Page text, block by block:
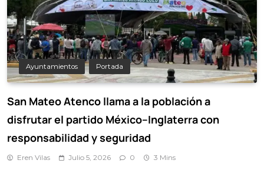
Ayuntamientos Portada
San Mateo Atenco llama a la población a
disfrutar el partido México–Inglaterra con
responsabilidad y seguridad
Eren Vilas Julio 5, 2026 0 3 Mins